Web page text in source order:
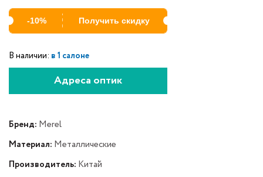
-10% Получить скидку
В наличии: в 1 салоне
Адреса оптик
Бренд: Merel
Материал: Металлические
Производитель: Китай